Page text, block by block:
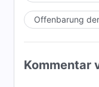
Offenbarung
Kommentar